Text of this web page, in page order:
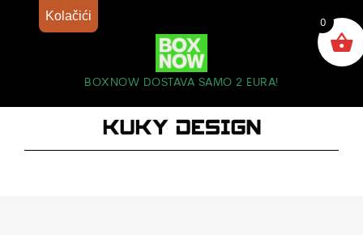
BOXNOW DOSTAVA SAMO 2 EURA!
0
Kolačići